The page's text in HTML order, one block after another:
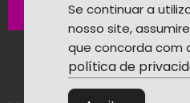
Se continuar a
nosso site,
que concorda com
política de